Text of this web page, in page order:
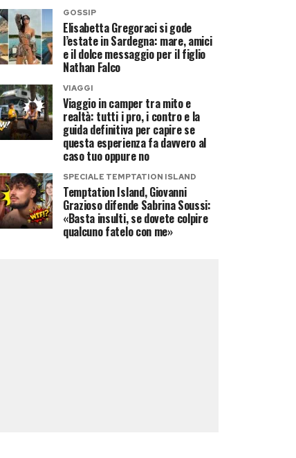
GOSSIP
Elisabetta Gregoraci si gode
l’estate in Sardegna: mare, amici
e il dolce messaggio per il figlio
Nathan Falco
VIAGGI
Viaggio in camper tra mito e
realtà: tutti i pro, i contro e la
guida definitiva per capire se
questa esperienza fa davvero al
caso tuo oppure no
SPECIALE TEMPTATION ISLAND
Temptation Island, Giovanni
Grazioso difende Sabrina Soussi:
«Basta insulti, se dovete colpire
qualcuno fatelo con me»